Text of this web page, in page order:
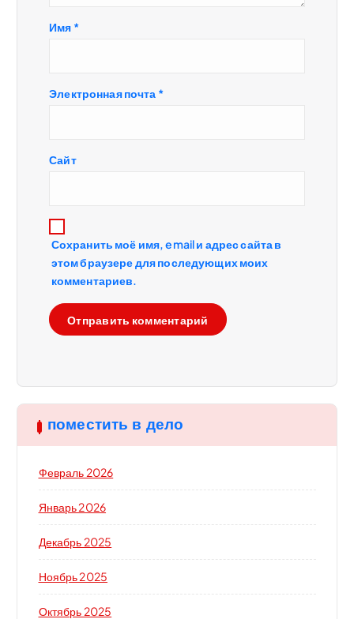
Имя *
Электронная почта *
Сайт
Сохранить моё имя, email и адрес сайта в
этом браузере для последующих моих
комментариев.
поместить в дело
Февраль 2026
Январь 2026
Декабрь 2025
Ноябрь 2025
Октябрь 2025